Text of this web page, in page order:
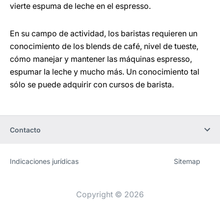
vierte espuma de leche en el espresso.
En su campo de actividad, los baristas requieren un
conocimiento de los blends de café, nivel de tueste,
cómo manejar y mantener las máquinas espresso,
espumar la leche y mucho más. Un conocimiento tal
sólo se puede adquirir con cursos de barista.
Contacto
Sitio
[Website
Indicaciones jurídicas Sitemap
Copyright © 2026